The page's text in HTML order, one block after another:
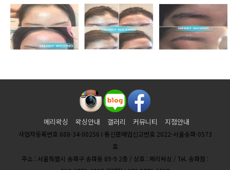
메리왁싱 왁싱안내 갤러리 커뮤니티 지점안내
사업자등록번호 688-34-00256 I 통신판매업신고번호 2022-서울송파-0573
호
주소 : 서울특별시 송파구 송파동 89-9 2층 / 상호 : 메리왁싱 / Tel. 송파점 :